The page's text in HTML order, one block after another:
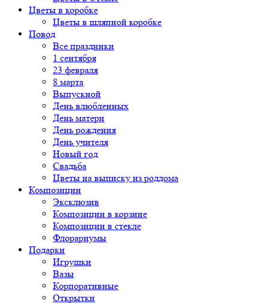
Цветы в коробке
Цветы в шляпной коробке
Повод
Все праздники
1 сентября
23 февраля
8 марта
Выпускной
День влюбленных
День матери
День рождения
День учителя
Новый год
Свадьба
Цветы на выписку из роддома
Композиции
Эксклюзив
Композиции в корзине
Композиции в стекле
Флорариумы
Подарки
Игрушки
Вазы
Корпоративные
Открытки